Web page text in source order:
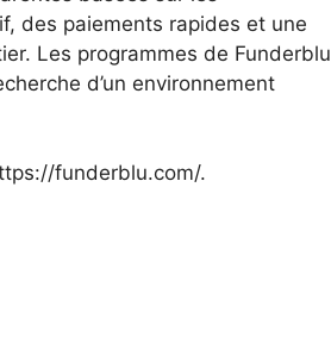
des paiements rapides et une
Les programmes de Funderblu
d’un environnement
funderblu.com/.